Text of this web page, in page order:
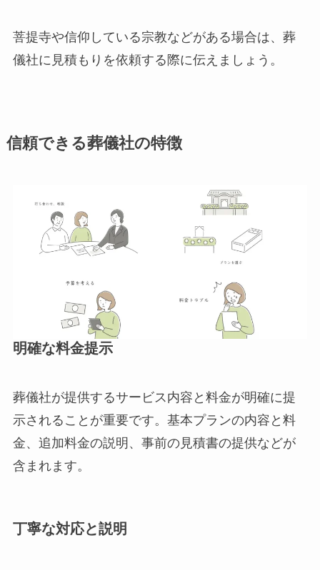
菩提寺や信仰している宗教などがある場合は、葬
儀社に見積もりを依頼する際に伝えましょう。
信頼できる葬儀社の特徴
明確な料金提示
葬儀社が提供するサービス内容と料金が明確に提
示されることが重要です。基本プランの内容と料
金、追加料金の説明、事前の見積書の提供などが
含まれます。
丁寧な対応と説明